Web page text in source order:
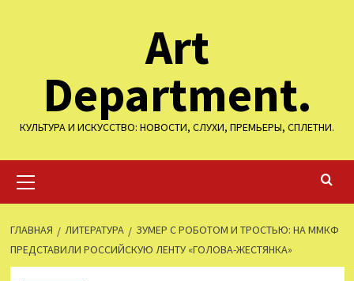
Art
Department.
КУЛЬТУРА И ИСКУССТВО: НОВОСТИ, СЛУХИ, ПРЕМЬЕРЫ, СПЛЕТНИ.
меню
ГЛАВНАЯ ЛИТЕРАТУРА
ЗУМЕР С РОБОТОМ И ТРОСТЬЮ: НА ММКФ
ПРЕДСТАВИЛИ РОССИЙСКУЮ ЛЕНТУ «ГОЛОВА-ЖЕСТЯНКА»